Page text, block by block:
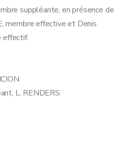
suppléante, en présence de
membre effective et Denis
effectif.
L. RENDERS